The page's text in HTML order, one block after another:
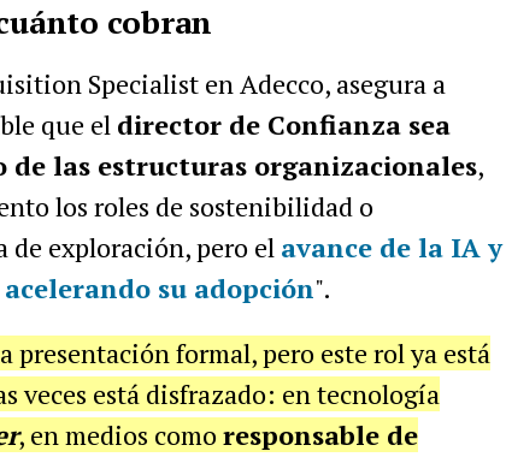
cobran
Specialist en Adecco, asegura a
que el director de Confianza sea
las estructuras organizacionales,
los roles de sostenibilidad o
de exploración, pero el avance de la IA y
su adopción".
presentación formal, pero este rol ya está
veces está disfrazado: en tecnología
, en medios como responsable de